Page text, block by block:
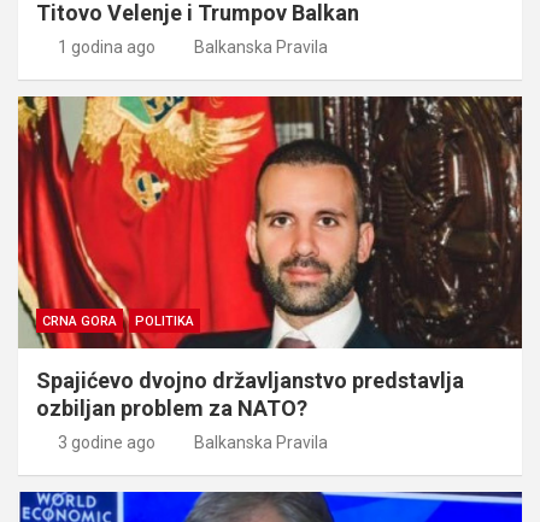
Titovo Velenje i Trumpov Balkan
1 godina ago Balkanska Pravila
CRNA GORA POLITIKA
Spajićevo dvojno državljanstvo predstavlja
ozbiljan problem za NATO?
3 godine ago Balkanska Pravila